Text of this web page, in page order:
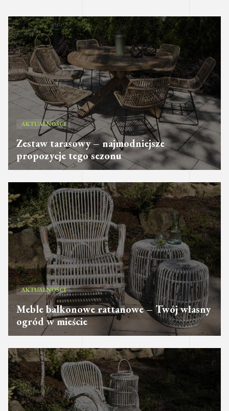
AKTUALNOŚCI
Zestaw tarasowy – najmodniejsze
propozycje tego sezonu
AKTUALNOŚCI
Meble balkonowe rattanowe – Twój własny
ogród w mieście